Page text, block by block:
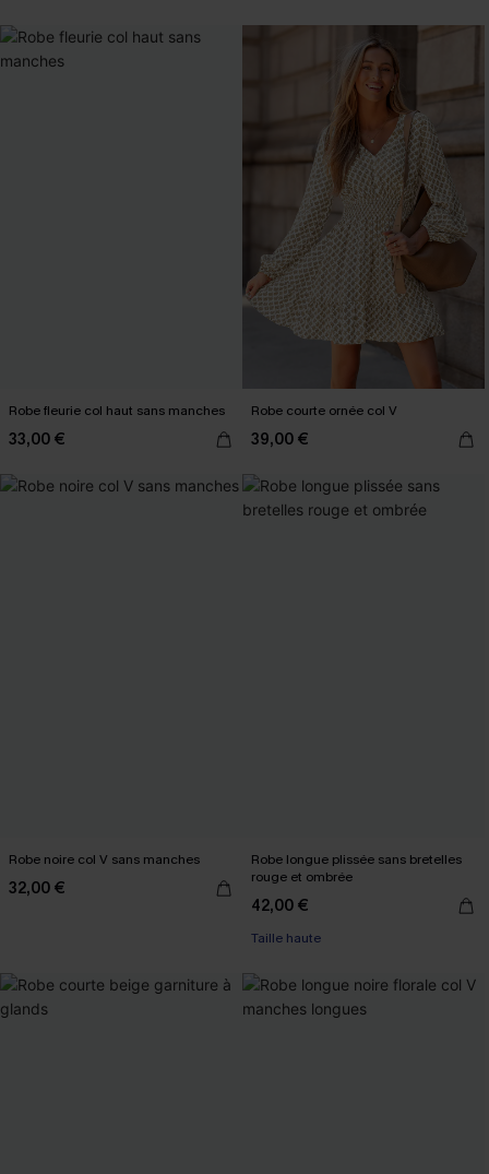
Robe fleurie col haut sans manches
33,00 €
Robe courte ornée col V
39,00 €
Robe noire col V sans manches
32,00 €
Robe longue plissée sans bretelles
rouge et ombrée
42,00 €
Taille haute